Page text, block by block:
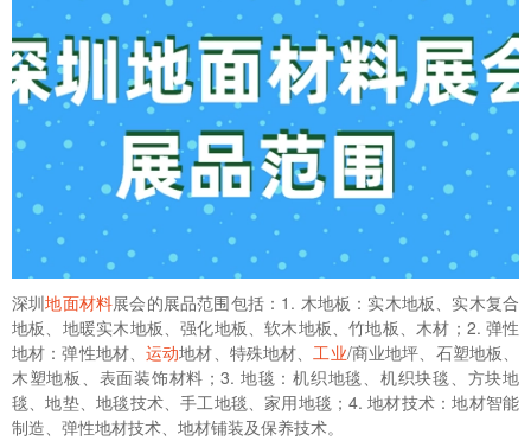
深圳地面材料展会的展品范围包括：1. 木地板：实木地板、实木复合
地板、地暖实木地板、强化地板、软木地板、竹地板、木材；2. 弹性
地材：弹性地材、运动地材、特殊地材、工业/商业地坪、石塑地板、
木塑地板、表面装饰材料；3. 地毯：机织地毯、机织块毯、方块地
毯、地垫、地毯技术、手工地毯、家用地毯；4. 地材技术：地材智能
制造、弹性地材技术、地材铺装及保养技术。